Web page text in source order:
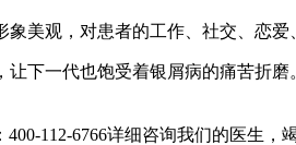
观，对患者的工作、社交、恋爱
一代也饱受着银屑病的痛苦折磨
112-6766详细咨询我们的医生，